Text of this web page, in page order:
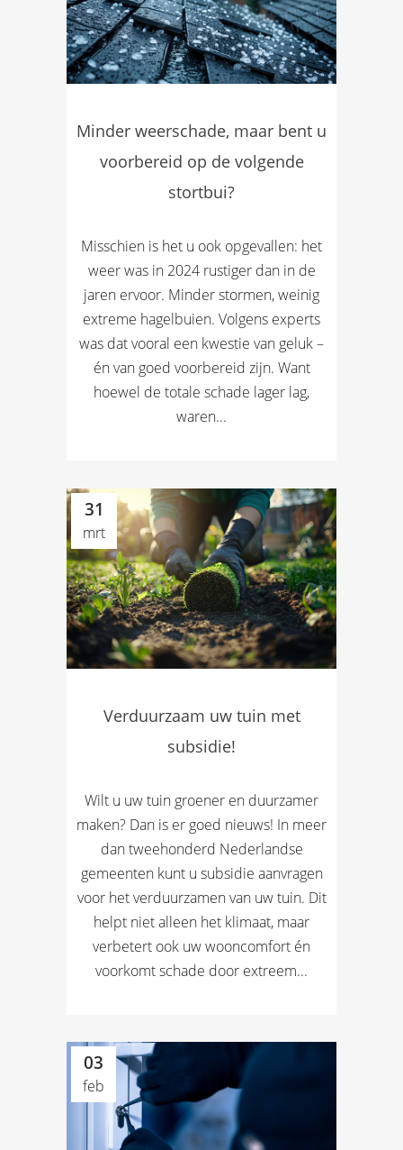
Minder weerschade, maar bent u
voorbereid op de volgende
stortbui?
Misschien is het u ook opgevallen: het
weer was in 2024 rustiger dan in de
jaren ervoor. Minder stormen, weinig
extreme hagelbuien. Volgens experts
was dat vooral een kwestie van geluk –
én van goed voorbereid zijn. Want
hoewel de totale schade lager lag,
waren...
31
mrt
Verduurzaam uw tuin met
subsidie!
Wilt u uw tuin groener en duurzamer
maken? Dan is er goed nieuws! In meer
dan tweehonderd Nederlandse
gemeenten kunt u subsidie aanvragen
voor het verduurzamen van uw tuin. Dit
helpt niet alleen het klimaat, maar
verbetert ook uw wooncomfort én
voorkomt schade door extreem...
03
feb